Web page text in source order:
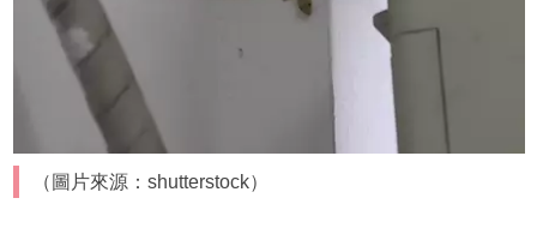
（圖片來源：shutterstock）